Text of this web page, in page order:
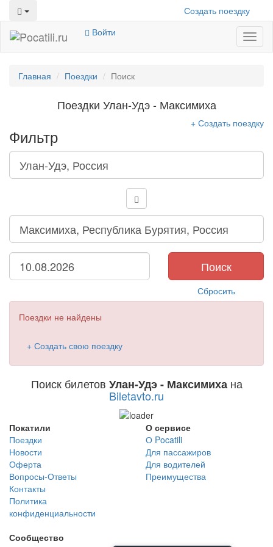
Создать поездку
Войти
Главная Поездки Поиск
Поездки Улан-Удэ - Максимиха
Фильтр
+ Создать поездку
Поиск
Сбросить
Поездки не найдены
+ Создать свою поездку
Поиск билетов Улан-Удэ - Максимихана
Biletavto.ru
Покатили
Поездки
Новости
Оферта
Вопросы-Ответы
Контакты
Политика
конфиденциальности
О сервисе
О Pocatili
Для пассажиров
Для водителей
Преимущества
Сообщество